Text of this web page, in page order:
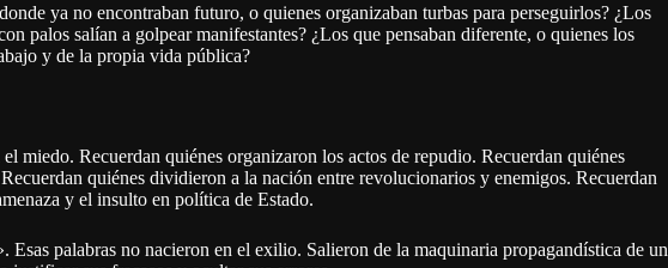
ya no encontraban futuro, o quienes organizaban turbas para perseguirlos? ¿Los
palos salían a golpear manifestantes? ¿Los que pensaban diferente, o quienes los
y de la propia vida pública?
miedo. Recuerdan quiénes organizaron los actos de repudio. Recuerdan quiénes
quiénes dividieron a la nación entre revolucionarios y enemigos. Recuerdan
y el insulto en política de Estado.
Esas palabras no nacieron en el exilio. Salieron de la maquinaria propagandística de un